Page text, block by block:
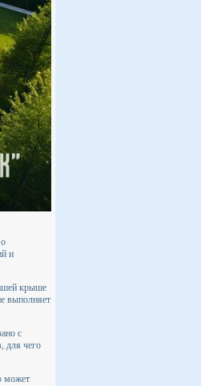
и
крыше
выполняет
с
для чего
может